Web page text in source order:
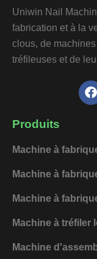
Uniwin Nail
fabrication et à la
clous, de
tréfileuses et de
F
a
o
k
Produits
Machine à
Machine à
Machine à
Machine à tréfiler
Machine